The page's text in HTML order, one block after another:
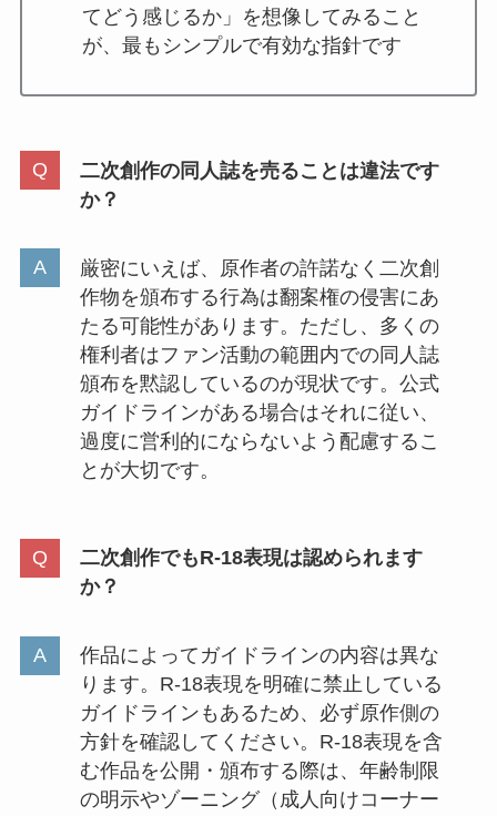
てどう感じるか」を想像してみること
が、最もシンプルで有効な指針です
二次創作の同人誌を売ることは違法です
か？
厳密にいえば、原作者の許諾なく二次創
作物を頒布する行為は翻案権の侵害にあ
たる可能性があります。ただし、多くの
権利者はファン活動の範囲内での同人誌
頒布を黙認しているのが現状です。公式
ガイドラインがある場合はそれに従い、
過度に営利的にならないよう配慮するこ
とが大切です。
二次創作でもR-18表現は認められます
か？
作品によってガイドラインの内容は異な
ります。R-18表現を明確に禁止している
ガイドラインもあるため、必ず原作側の
方針を確認してください。R-18表現を含
む作品を公開・頒布する際は、年齢制限
の明示やゾーニング（成人向けコーナー